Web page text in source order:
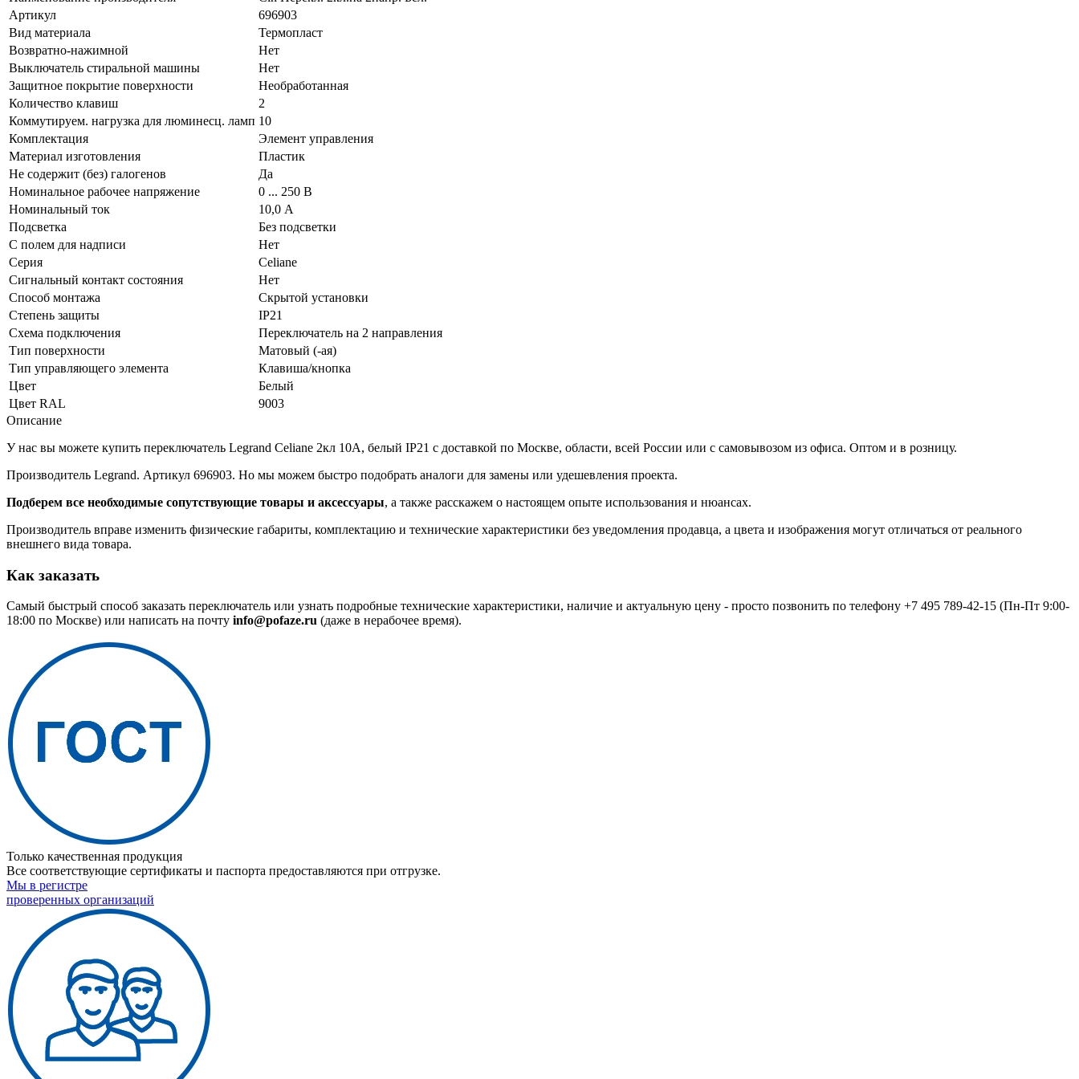
Артикул
696903
Вид материала
Термопласт
Возвратно-нажимной
Нет
Выключатель стиральной машины
Нет
Защитное покрытие поверхности
Необработанная
Количество клавиш
2
Коммутируем. нагрузка для люминесц. ламп 10
Комплектация
Элемент управления
Материал изготовления
Пластик
Не содержит (без) галогенов
Да
Номинальное рабочее напряжение
0 ... 250 В
Номинальный ток
10,0 А
Подсветка
Без подсветки
С полем для надписи
Нет
Серия
Celiane
Сигнальный контакт состояния
Нет
Способ монтажа
Скрытой установки
Степень защиты
IP21
Схема подключения
Переключатель на 2 направления
Тип поверхности
Матовый (-ая)
Тип управляющего элемента
Клавиша/кнопка
Цвет
Белый
Цвет RAL
9003
Описание
У нас вы можете купить переключатель Legrand Celiane 2кл 10А, белый IP21 с доставкой по Москве, области, всей России или с самовывозом из офиса. Оптом и в розницу.
Производитель Legrand. Артикул 696903. Но мы можем быстро подобрать аналоги для замены или удешевления проекта.
Подберем все необходимые сопутствующие товары и аксессуары, а также расскажем о настоящем опыте использования и нюансах.
Производитель вправе изменить физические габариты, комплектацию и технические характеристики без уведомления продавца, а цвета и изображения могут отличаться от реального
внешнего вида товара.
Как заказать
Самый быстрый способ заказать переключатель или узнать подробные технические характеристики, наличие и актуальную цену - просто позвонить по телефону +7 495 789-42-15 (Пн-Пт 9:00-
18:00 по Москве) или написать на почту info@pofaze.ru (даже в нерабочее время).
Только качественная продукция
Все соответствующие сертификаты и паспорта предоставляются при отгрузке.
Мы в регистре
проверенных организаций